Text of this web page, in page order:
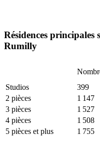
Résidences principales
Rumilly
Studios
399
2 pièces
1 147
3 pièces
1 527
4 pièces
1 508
5 pièces et plus
1 755